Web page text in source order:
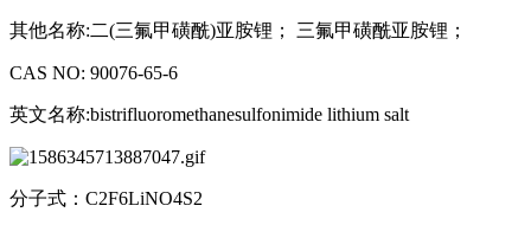
其他名称:二(三氟甲磺酰)亚胺锂； 三氟甲磺酰亚胺锂；
CAS NO: 90076-65-6
英文名称:bistrifluoromethanesulfonimide lithium salt
分子式：C2F6LiNO4S2